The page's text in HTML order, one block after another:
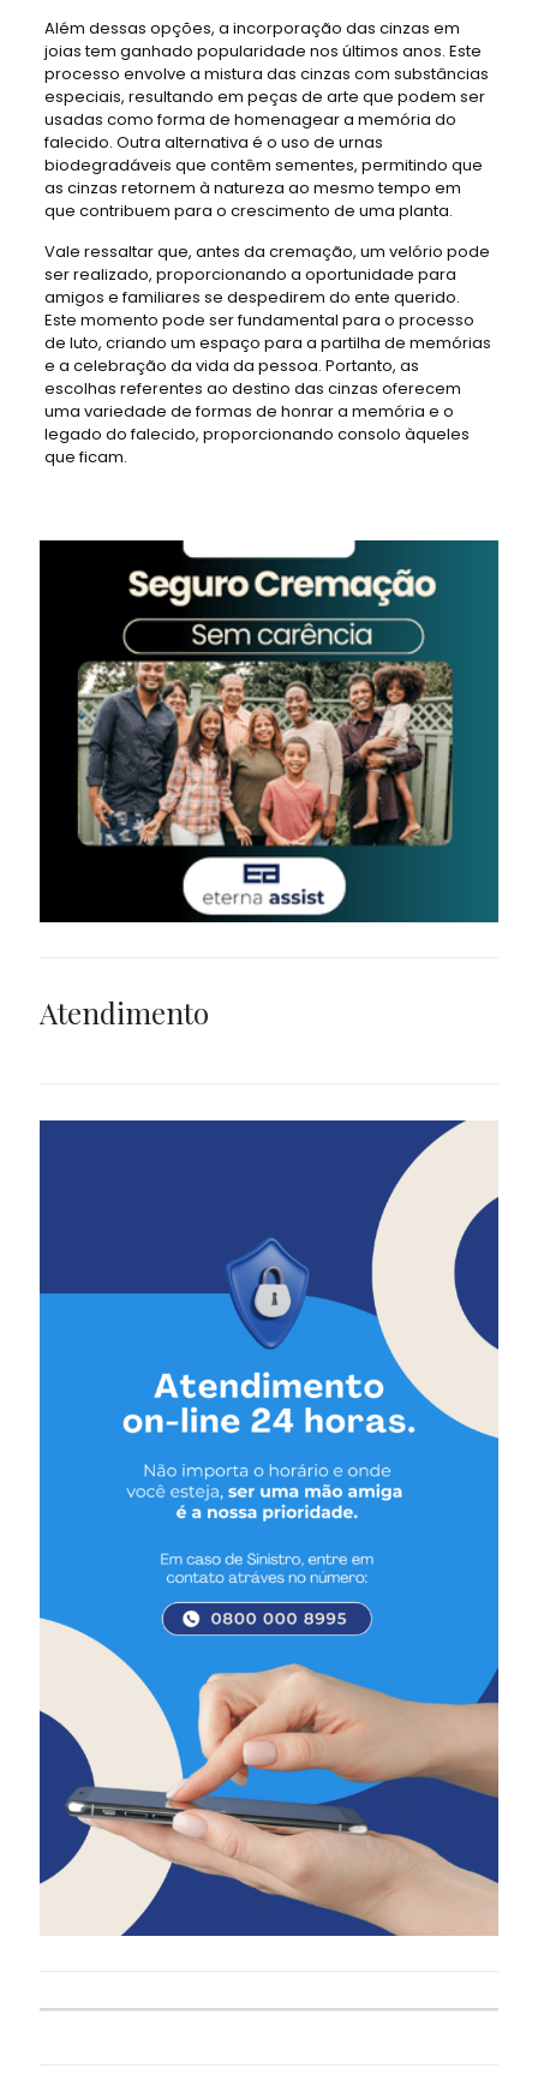
Além dessas opções, a incorporação das cinzas em
joias tem ganhado popularidade nos últimos anos. Este
processo envolve a mistura das cinzas com substâncias
especiais, resultando em peças de arte que podem ser
usadas como forma de homenagear a memória do
falecido. Outra alternativa é o uso de urnas
biodegradáveis que contêm sementes, permitindo que
as cinzas retornem à natureza ao mesmo tempo em
que contribuem para o crescimento de uma planta.
Vale ressaltar que, antes da cremação, um velório pode
ser realizado, proporcionando a oportunidade para
amigos e familiares se despedirem do ente querido.
Este momento pode ser fundamental para o processo
de luto, criando um espaço para a partilha de memórias
e a celebração da vida da pessoa. Portanto, as
escolhas referentes ao destino das cinzas oferecem
uma variedade de formas de honrar a memória e o
legado do falecido, proporcionando consolo àqueles
que ficam.
Atendimento